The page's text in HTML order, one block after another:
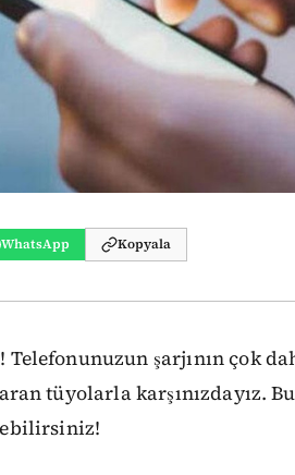
WhatsApp Kopyala
şarjının çok
tüyolarla karşınızdayız.